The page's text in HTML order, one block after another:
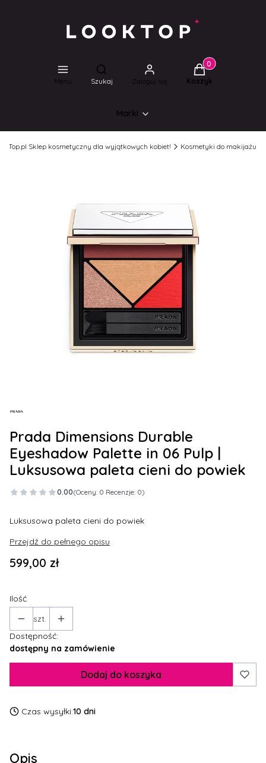
Menu
Otwórz wyszukiwarkę
Szukaj Zaloguj się
Produkty w
Koszyk
Marki
Sklep kosmetyczny dla wyjątkowych kobiet! Kosmetyki do makijażu
Prada Dimensions Durable
Eyeshadow Palette in 06 Pulp |
Luksusowa paleta cieni do powiek
0.00(Oceny: 0 Recenzje: 0)
Luksusowa paleta cieni do powiek
Przejdź do pełnego opisu
Cena
599,00 zł
Ilość
szt.
Dostępność:
dostępny na zamówienie
Dodaj do koszyka
Czas wysyłki:10 dni
Opis